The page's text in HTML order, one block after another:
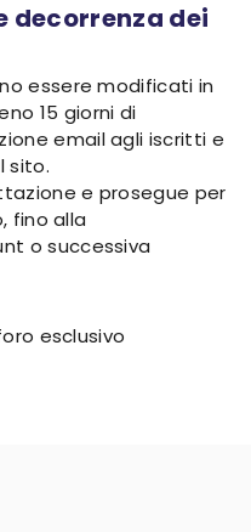
decorrenza dei
essere modificati in
15 giorni di
email agli iscritti e
sito.
e prosegue per
fino alla
o successiva
esclusivo